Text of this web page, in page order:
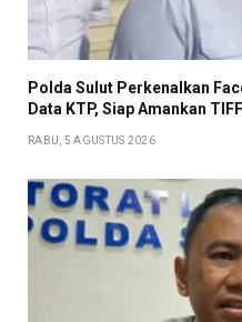
Polda Sulut Perkenalkan
Data KTP, Siap Amankan
RABU, 5 AGUSTUS 2026